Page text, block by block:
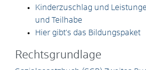
Kinderzuschlag und
und Teilhabe
Hier gibt's das Bildungspaket
Rechtsgrundlage